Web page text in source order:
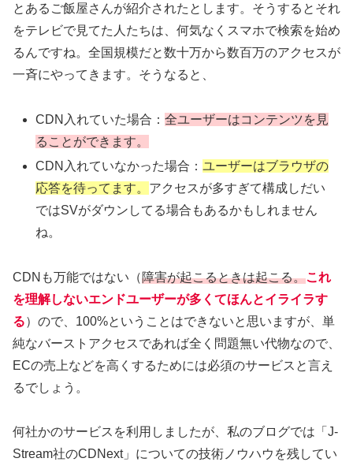
とあるご飯屋さんが紹介されたとします。そうするとそれ
をテレビで見てた人たちは、何気なくスマホで検索を始め
るんですね。全国規模だと数十万から数百万のアクセスが
一斉にやってきます。そうなると、
CDN入れていた場合：全ユーザーはコンテンツを見
ることができます。
CDN入れていなかった場合：ユーザーはブラウザの
応答を待ってます。 アクセスが多すぎて構成しだい
ではSVがダウンしてる場合もあるかもしれません
ね。
CDNも万能ではない（障害が起こるときは起こる。これ
を理解しないエンドユーザーが多くてほんとイライラす
る）ので、100%ということはできないと思いますが、単
純なバーストアクセスであれば全く問題無い代物なので、
ECの売上などを高くするためには必須のサービスと言え
るでしょう。
何社かのサービスを利用しましたが、私のブログでは「J-
Stream社のCDNext」についての技術ノウハウを残してい